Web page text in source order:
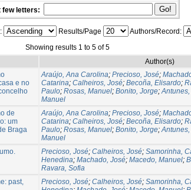
few letters:
Results/Page
Authors/Record:
Showing results 1 to 5 of 5
Author(s)
e no
Araújo, Ana Carolina; Precioso, José;
Catarina; Calheiros, José; Becoña, Elisardo;
Paulo; Rosas, Manuel; Bonito, Jorge;
Manuel
de
um
Braga
Araújo, Ana Carolina; Precioso, José;
Catarina; Calheiros, José; Becoña, Elisardo;
Paulo; Rosas, Manuel; Bonito, Jorge;
Manuel
Precioso, José; Calheiros, José; Samorinha,
Henedina; Machado, José; Macedo, Manuel;
Ravara, Sofia
past,
Precioso, José; Calheiros, José; Samorinha,